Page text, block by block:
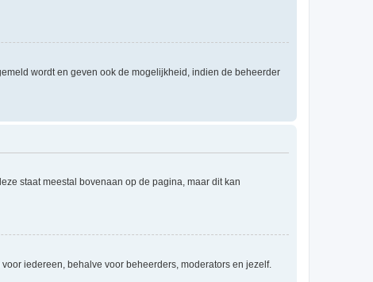
wordt en geven ook de mogelijkheid, indien de beheerder
staat meestal bovenaan op de pagina, maar dit kan
iedereen, behalve voor beheerders, moderators en jezelf.